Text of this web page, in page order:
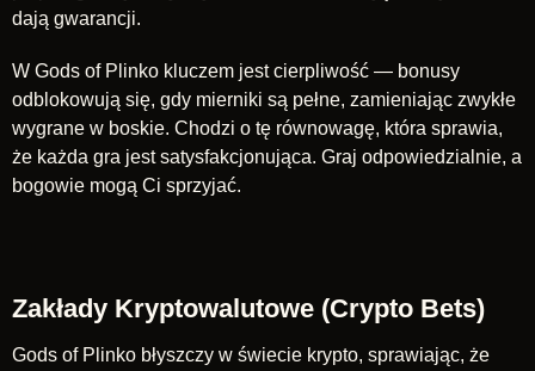
dają gwarancji.
W Gods of Plinko kluczem jest cierpliwość — bonusy
odblokowują się, gdy mierniki są pełne, zamieniając zwykłe
wygrane w boskie. Chodzi o tę równowagę, która sprawia,
że każda gra jest satysfakcjonująca. Graj odpowiedzialnie, a
bogowie mogą Ci sprzyjać.
Zakłady Kryptowalutowe (Crypto Bets)
Gods of Plinko błyszczy w świecie krypto, sprawiając, że